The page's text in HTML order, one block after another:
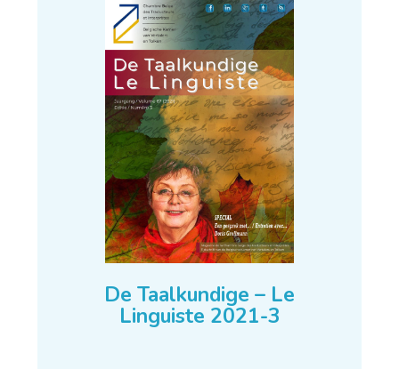
De Taalkundige – Le
Linguiste 2021-3